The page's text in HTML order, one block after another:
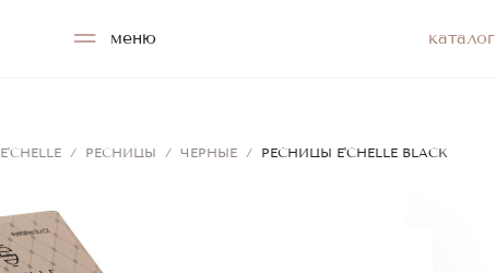
меню каталог
E'CHELLE / РЕСНИЦЫ / ЧЕРНЫЕ / РЕСНИЦЫ E'CHELLE BLACK